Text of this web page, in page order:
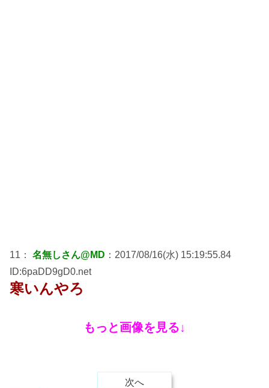
11： 名無しさん@MD ：2017/08/16(水) 15:19:55.84
ID:6paDD9gD0.net
寒いんやろ
もっと画像を見る↓
次へ